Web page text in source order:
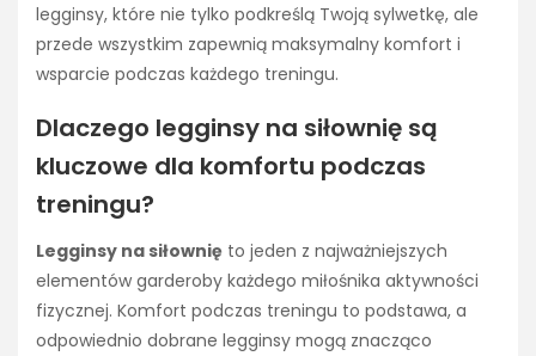
legginsy, które nie tylko podkreślą Twoją sylwetkę, ale
przede wszystkim zapewnią maksymalny komfort i
wsparcie podczas każdego treningu.
Dlaczego legginsy na siłownię są
kluczowe dla komfortu podczas
treningu?
Legginsy na siłownię to jeden z najważniejszych
elementów garderoby każdego miłośnika aktywności
fizycznej. Komfort podczas treningu to podstawa, a
odpowiednio dobrane legginsy mogą znacząco